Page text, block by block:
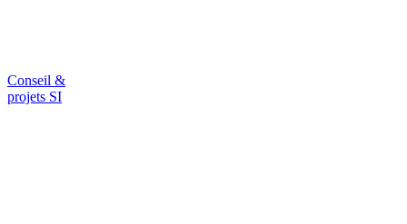
Conseil &
projets SI